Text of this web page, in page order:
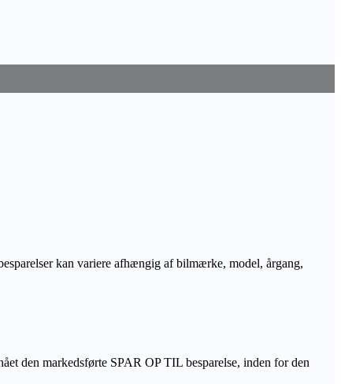
kan variere afhængig af bilmærke, model, årgang,
den markedsførte SPAR OP TIL besparelse, inden for den